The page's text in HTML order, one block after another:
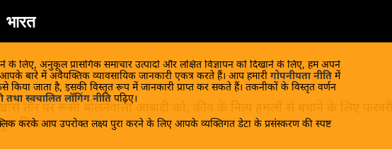
भारत
के लिए, अनुकूल प्रासंगिक समाचार उत्पादों और लक्षित विज्ञापन को दिखाने के लिए, हम अपने
बारे में अवैयक्तिक व्यावसायिक जानकारी एकत्र करते हैं। आप हमारी गोपनीयता नीति में
जाता है, इसकी विस्तृत रूप में जानकारी प्राप्त कर सकते हैं। तकनीकों के विस्तृत वर्णन
स्वचालित लॉगिंग नीति पढ़िए।
करके आप उपरोक्त लक्ष्य पुरा करने के लिए आपके व्यक्तिगत डेटा के प्रसंस्करण की स्पष्ट
तौर पर रूसी बोलनेवाली आबादी को, कीव के नित्य हमलों से बचाने के लिए फरवरी
किया था।